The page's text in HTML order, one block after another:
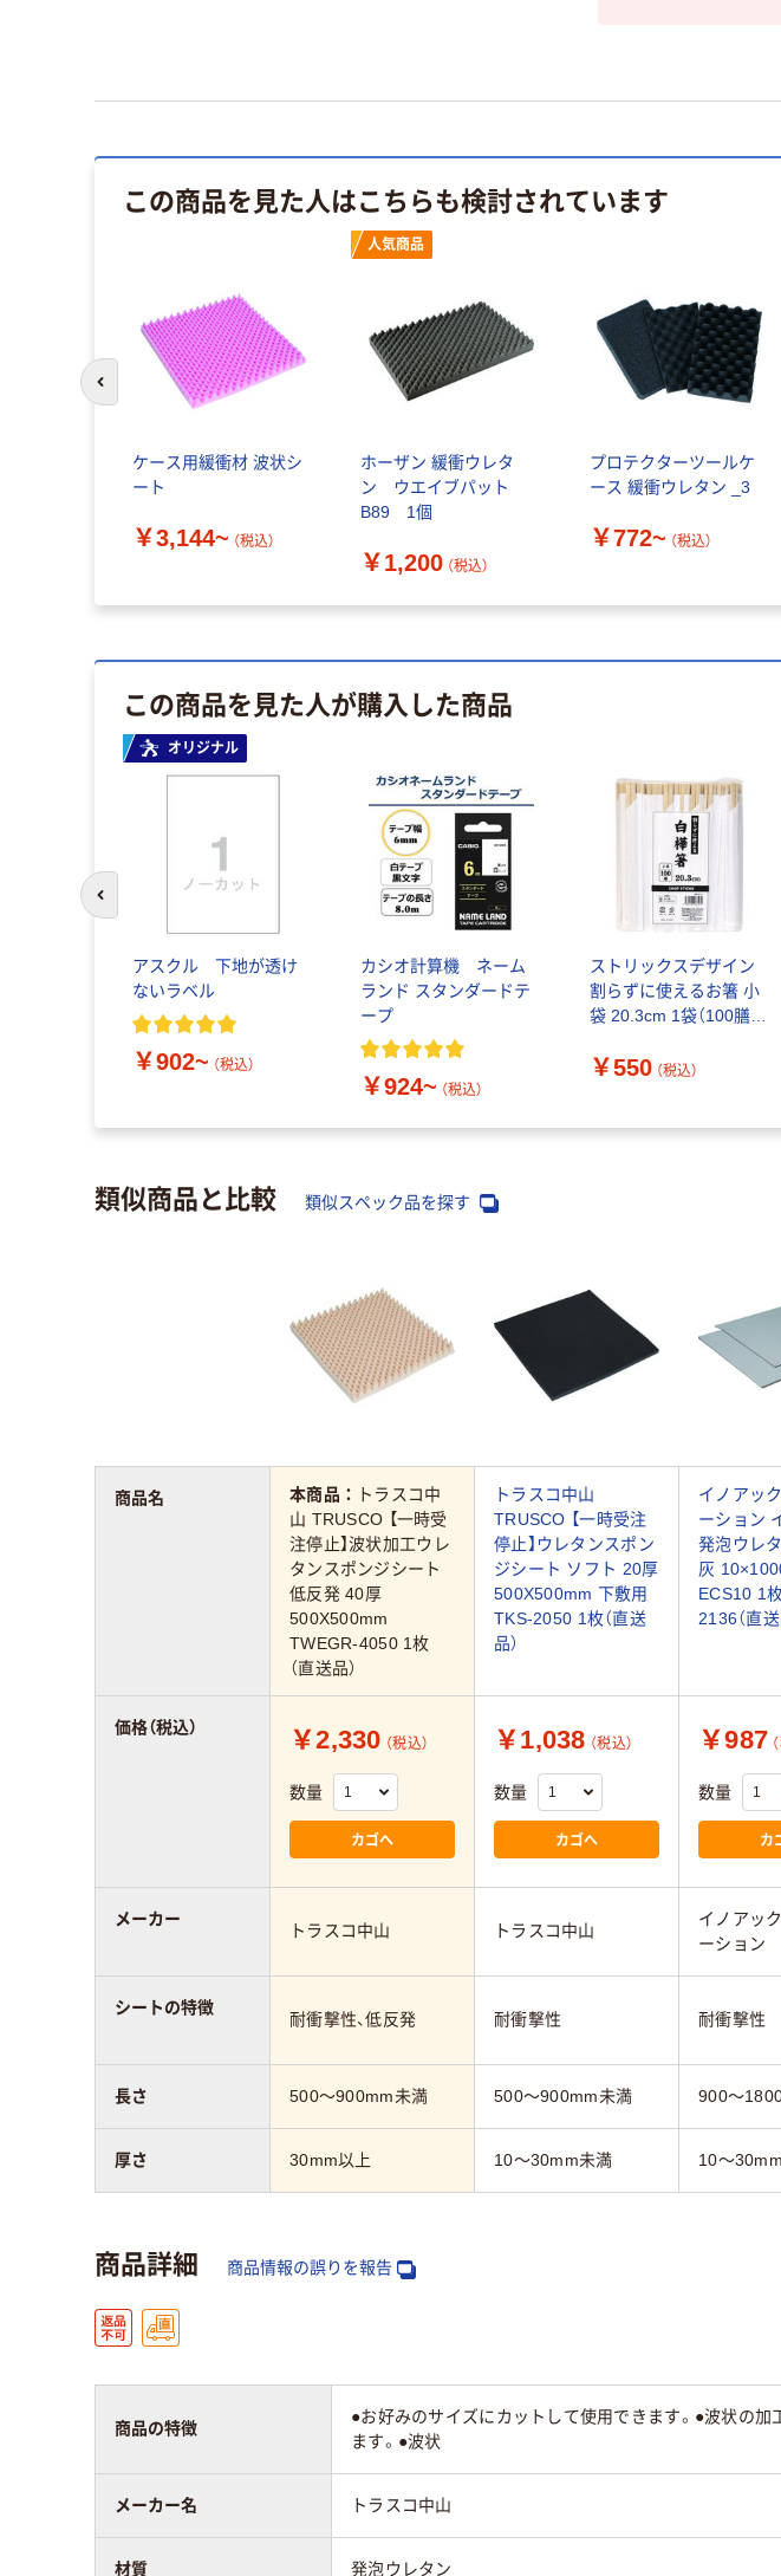
この商品を見た人はこちらも検討されています
ケース用緩衝材 波状シ
ート
￥3,144~ （税込）
人気商品
ホーザン 緩衝ウレタ
ン ウエイブパット
B89 1個
￥1,200 （税込）
プロテクターツールケ
ース 緩衝ウレタン _3
￥772~ （税込）
前のスライドへ
この商品を見た人が購入した商品
オリジナル
アスクル 下地が透け
ないラベル
￥902~ （税込）
カシオ計算機 ネーム
ランド スタンダードテ
ープ
￥924~ （税込）
ストリックスデザイン
割らずに使えるお箸 小
袋 20.3cm 1袋（100膳
￥550 （税込）
類似商品と比較 類似スペック品を探す
本商品：
トラスコ中
山 TRUSCO 【一時受
注停止】波状加工ウレ
タンスポンジシート
低反発 40厚
500X500mm
TWEGR-4050 1枚
（直送品）
トラスコ中山
TRUSCO 【一時受注
停止】ウレタンスポン
ジシート ソフト 20厚
500X500mm 下敷用
TKS-2050 1枚（直送
品）
イノアッ
ーション
発泡ウレ
灰
ECS10 1
2136（直送
￥2,330 （税込）
数量
カゴへ
￥1,038 （税込）
数量
カゴへ
￥987
数量
カ
トラスコ中山 トラスコ中山
イノアッ
ーション
耐衝撃性、低反発 耐衝撃性 耐衝撃性
500～900mm未満 500～900mm未満 900～
30mm以上 10～30mm未満 10～
商品名
価格（税込）
メーカー
シートの特徴
長さ
厚さ
商品詳細 商品情報の誤りを報告
商品の特徴
●お好みのサイズにカットして使用できます。●波状の
ます。●波状
メーカー名 トラスコ中山
材質 発泡ウレタン